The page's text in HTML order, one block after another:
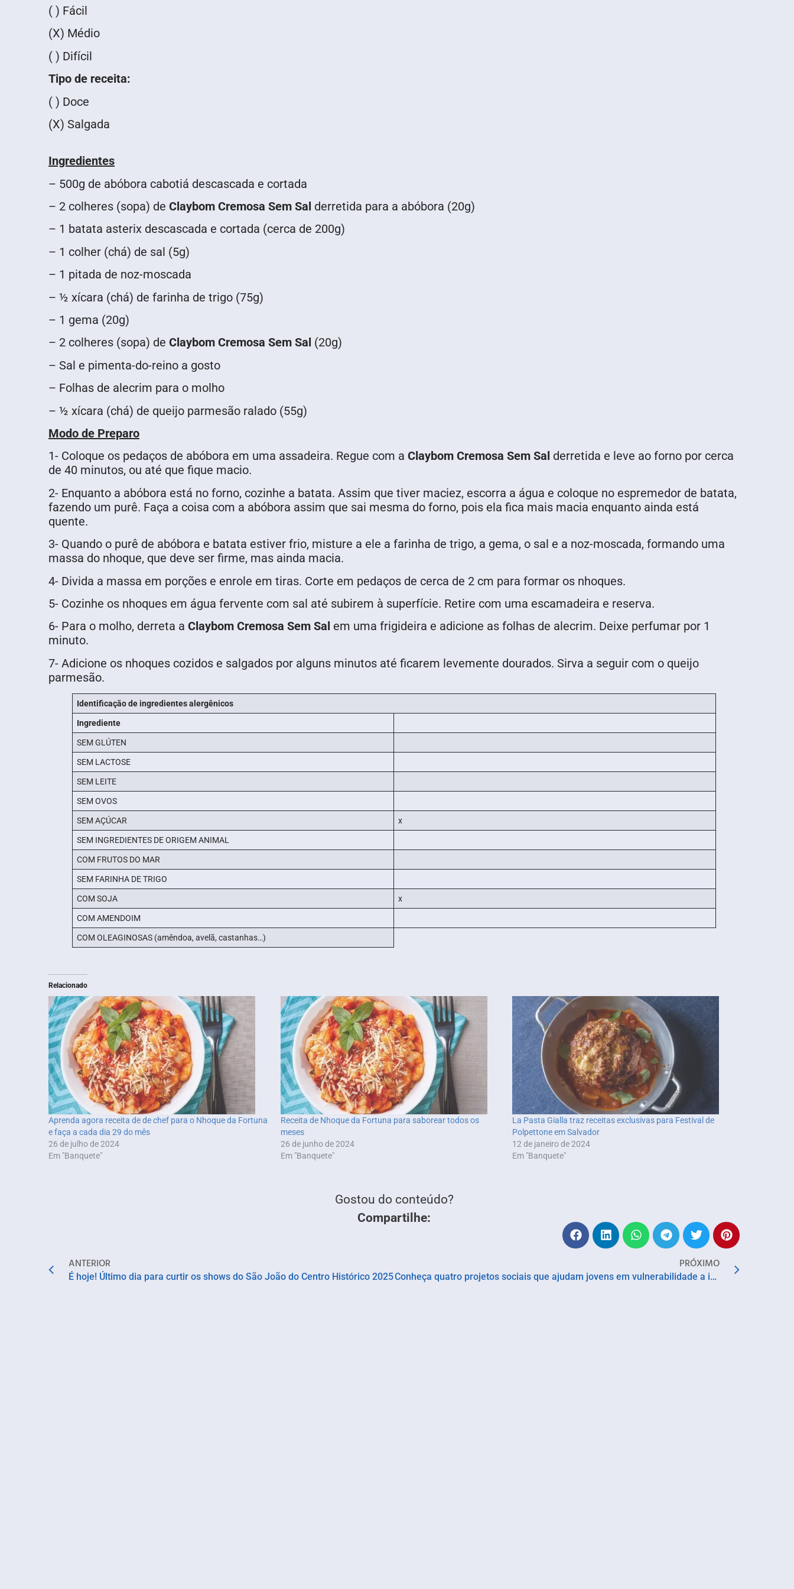
( ) Fácil
(X) Médio
( ) Difícil
Tipo de receita:
( ) Doce
(X) Salgada
Ingredientes
– 500g de abóbora cabotiá descascada e cortada
– 2 colheres (sopa) de Claybom Cremosa Sem Sal derretida para a abóbora (20g)
– 1 batata asterix descascada e cortada (cerca de 200g)
– 1 colher (chá) de sal (5g)
– 1 pitada de noz-moscada
– ½ xícara (chá) de farinha de trigo (75g)
– 1 gema (20g)
– 2 colheres (sopa) de Claybom Cremosa Sem Sal (20g)
– Sal e pimenta-do-reino a gosto
– Folhas de alecrim para o molho
– ½ xícara (chá) de queijo parmesão ralado (55g)
Modo de Preparo
1- Coloque os pedaços de abóbora em uma assadeira. Regue com a Claybom Cremosa Sem Sal derretida e leve ao forno por cerca
de 40 minutos, ou até que fique macio.
2- Enquanto a abóbora está no forno, cozinhe a batata. Assim que tiver maciez, escorra a água e coloque no espremedor de batata,
fazendo um purê. Faça a coisa com a abóbora assim que sai mesma do forno, pois ela fica mais macia enquanto ainda está
quente.
3- Quando o purê de abóbora e batata estiver frio, misture a ele a farinha de trigo, a gema, o sal e a noz-moscada, formando uma
massa do nhoque, que deve ser firme, mas ainda macia.
4- Divida a massa em porções e enrole em tiras. Corte em pedaços de cerca de 2 cm para formar os nhoques.
5- Cozinhe os nhoques em água fervente com sal até subirem à superfície. Retire com uma escamadeira e reserva.
6- Para o molho, derreta a Claybom Cremosa Sem Sal em uma frigideira e adicione as folhas de alecrim. Deixe perfumar por 1
minuto.
7- Adicione os nhoques cozidos e salgados por alguns minutos até ficarem levemente dourados. Sirva a seguir com o queijo
parmesão.
Identificação de ingredientes alergênicos
Ingrediente
SEM GLÚTEN
SEM LACTOSE
SEM LEITE
SEM OVOS
SEM AÇÚCAR x
SEM INGREDIENTES DE ORIGEM ANIMAL
COM FRUTOS DO MAR
SEM FARINHA DE TRIGO
COM SOJA x
COM AMENDOIM
COM OLEAGINOSAS (amêndoa, avelã, castanhas…)
Relacionado
Aprenda agora receita de de chef para o Nhoque da Fortuna
e faça a cada dia 29 do mês
26 de julho de 2024
Em "Banquete"
Receita de Nhoque da Fortuna para saborear todos os
meses
26 de junho de 2024
Em "Banquete"
La Pasta Gialla traz receitas exclusivas para Festival de
Polpettone em Salvador
12 de janeiro de 2024
Em "Banquete"
Gostou do conteúdo?
Compartilhe:
ANTERIOR
É hoje! Último dia para curtir os shows do São João do Centro Histórico 2025
PRÓXIMO
Conheça quatro projetos sociais que ajudam jovens em vulnerabilidade a ingressar no mercado de trabalho